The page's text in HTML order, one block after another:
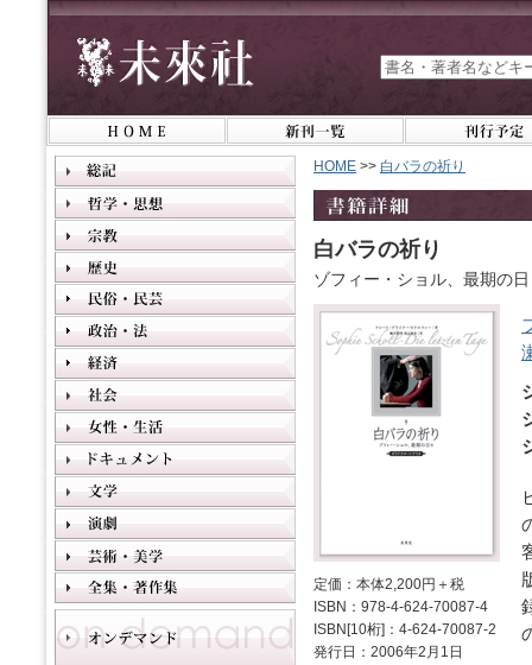
HOME >> 白バラの祈り
白バラの祈り
ゾフィー・ショル、最期の
定価：本体2,200円＋税
ISBN：978-4-624-70087-4
ISBN[10桁]：4-624-70087-2
発行日：2006年2月1日